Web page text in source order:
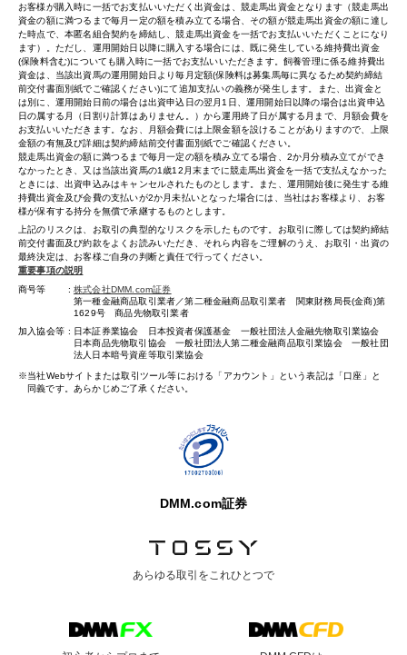
お客様が購入時に一括でお支払いいただく出資金は、競走馬出資金となります（競走馬出
資金の額に満つるまで毎月一定の額を積み立てる場合、その額が競走馬出資金の額に達し
た時点で、本匿名組合契約を締結し、競走馬出資金を一括でお支払いいただくことになり
ます）。ただし、運用開始日以降に購入する場合には、既に発生している維持費出資金
(保険料含む)についても購入時に一括でお支払いいただきます。飼養管理に係る維持費出
資金は、当該出資馬の運用開始日より毎月定額(保険料は募集馬毎に異なるため契約締結
前交付書面別紙でご確認ください)にて追加支払いの義務が発生します。また、出資金と
は別に、運用開始日前の場合は出資申込日の翌月1日、運用開始日以降の場合は出資申込
日の属する月（日割り計算はありません。）から運用終了日が属する月まで、月額会費を
お支払いいただきます。なお、月額会費には上限金額を設けることがありますので、上限
金額の有無及び詳細は契約締結前交付書面別紙でご確認ください。
競走馬出資金の額に満つるまで毎月一定の額を積み立てる場合、2か月分積み立てができ
なかったとき、又は当該出資馬の1歳12月末までに競走馬出資金を一括で支払えなかった
ときには、出資申込みはキャンセルされたものとします。また、運用開始後に発生する維
持費出資金及び会費の支払いが2か月未払いとなった場合には、当社はお客様より、お客
様が保有する持分を無償で承継するものとします。
上記のリスクは、お取引の典型的なリスクを示したものです。お取引に際しては契約締結
前交付書面及び約款をよくお読みいただき、それら内容をご理解のうえ、お取引・出資の
最終決定は、お客様ご自身の判断と責任で行ってください。
重要事項の説明
商号等
株式会社DMM.com証券
第一種金融商品取引業者／第二種金融商品取引業者 関東財務局長(金商)第
1629号 商品先物取引業者
加入協会等
日本証券業協会 日本投資者保護基金 一般社団法人金融先物取引業協会
日本商品先物取引協会 一般社団法人第二種金融商品取引業協会 一般社団
法人日本暗号資産等取引業協会
当社Webサイトまたは取引ツール等における「アカウント」という表記は「口座」と
同義です。あらかじめご了承ください。
DMM.com証券
あらゆる取引を これひとつで